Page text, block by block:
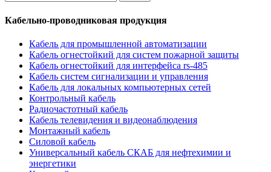
Кабельно-проводниковая продукция
Кабель для промышленной автоматизации
Кабель огнестойкий для систем пожарной защиты
Кабель огнестойкий для интерфейса rs-485
Кабель систем сигнализации и управления
Кабель для локальных компьютерных сетей
Контрольный кабель
Радиочастотный кабель
Кабель телевидения и видеонаблюдения
Монтажный кабель
Силовой кабель
Универсальный кабель СКАБ для нефтехимии и
энергетики